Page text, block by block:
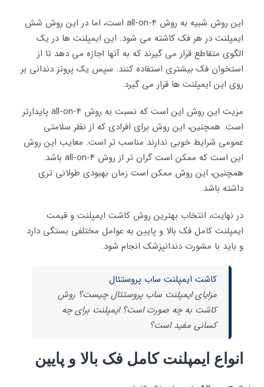
این روش شبیه به روش all-on-4 است، اما در این روش شش
ایمپلنت در هر فک کاشته می شود. این ایمپلنت ها در یک
الگوی متقاطع قرار می گیرند که به آنها اجازه می دهد تا از
استخوان فک بیشتری استفاده کنند. سپس یک پروتز دندانی بر
روی این ایمپلنت ها قرار می گیرد.
مزیت این روش این است که نسبت به روش all-on-4 پایدارتر
است. همچنین، این روش برای افرادی که از نظر سلامتی
عمومی شرایط خوبی ندارند مناسب تر است. معایب این روش
این است که ممکن است گران تر از روش all-on-4 باشد.
همچنین، این روش ممکن است زمان بهبودی طولانی تری
داشته باشد.
در نهایت، انتخاب بهترین روش کاشت ایمپلنت و قیمت
ایمپلنت کامل فک بالا و پایین به عوامل مختلفی بستگی دارد
و باید با مشورت دندانپزشک انجام شود.
کاشت ایمپلنت ساب پروستئال
مزایای ایمپلنت ساب پروستئال چیست؟ روش
کاشت به چه صورت است؟ ایمپلنت برای چه
کسانی مفید است؟
انواع ایمپلنت کامل فک بالا و پایین